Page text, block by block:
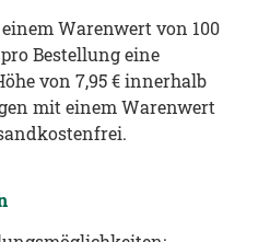
Warenwert von 100
Bestellung eine
von 7,95 € innerhalb
mit einem Warenwert